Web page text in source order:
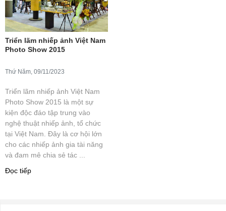
Triển lãm nhiếp ảnh Việt Nam
Photo Show 2015
Thứ Năm, 09/11/2023
Triển lãm nhiếp ảnh Việt Nam
Photo Show 2015 là một sự
kiện độc đáo tập trung vào
nghệ thuật nhiếp ảnh, tổ chức
tại Việt Nam. Đây là cơ hội lớn
cho các nhiếp ảnh gia tài năng
và đam mê chia sẻ tác ...
Đọc tiếp